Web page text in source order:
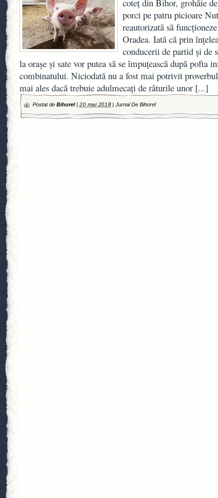
coteț din Bihor, grohăie
porci pe patru picioare
reautorizată să
Oradea. Iată că prin
conducerii de partid și de
la orașe și sate vor putea să se împuțească după pofta
combinatului. Niciodată nu a fost mai potrivit
mai ales dacă trebuie adulmecați de râturile unor [...]
Postat de Bihorel| 20 mai 2018 |Jurnal De Bihorel